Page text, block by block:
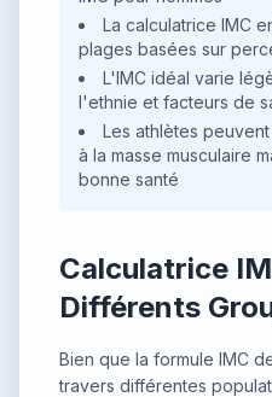
La calculatrice IMC
plages basées sur
L'IMC idéal varie
l'ethnie et facteurs de
Les athlètes
à la masse musculaire
bonne santé
Calculatrice
Différents
Bien que la formule IMC
travers différentes